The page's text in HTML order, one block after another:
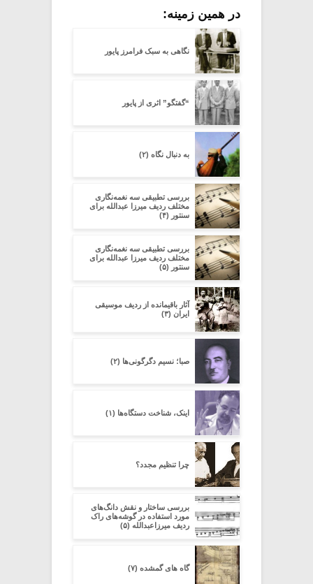
در همین زمینه:
نگاهی به سبک فرامرز پایور
“گفتگو” اثری از پایور
به دنبال نگاه (۲)
بررسی تطبیقی سه نغمه‌نگاری
مختلف ردیف میرزا عبدالله برای
سنتور (۴)
بررسی تطبیقی سه نغمه‌نگاری
مختلف ردیف میرزا عبدالله برای
سنتور (۵)
آثار باقیمانده از ردیف موسیقی
ایران (۳)
صبا؛ نسیم دگرگونی‌ها (۲)
اینک، شناخت دستگاه‌ها (۱)
چرا تنظیم مجدد؟
بررسی ساختار و نقش دانگ‌های
مورد استفاده در گوشه‌های راک
ردیف میرزاعبدالله (۵)
گاه های گمشده (۷)